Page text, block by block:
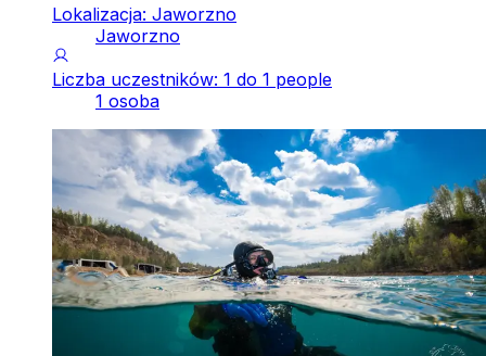
Lokalizacja: Jaworzno
Jaworzno
Liczba uczestników: 1 do 1 people
1 osoba